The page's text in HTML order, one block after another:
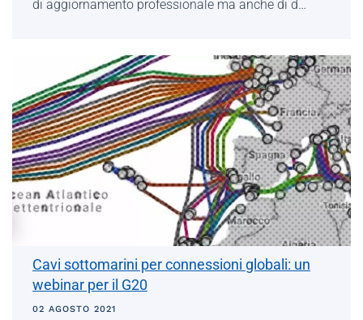
di aggiornamento professionale ma anche di d…
Cavi sottomarini per connessioni globali: un
webinar per il G20
02 AGOSTO 2021